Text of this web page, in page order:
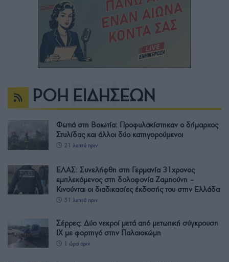
ΡΟΗ ΕΙΔΗΣΕΩΝ
Φωτιά στη Βοιωτία: Προφυλακίστηκαν ο δήμαρχος
Στυλίδας και άλλοι δύο κατηγορούμενοι
21 λεπτά πριν
ΕΛΑΣ: Συνελήφθη στη Γερμανία 31χρονος
εμπλεκόμενος στη δολοφονία Ζαμπούνη –
Κινούνται οι διαδικασίες έκδοσής του στην Ελλάδα
51 λεπτά πριν
Σέρρες: Δύο νεκροί μετά από μετωπική σύγκρουση
ΙΧ με φορτηγό στην Παλαιοκώμη
1 ώρα πριν